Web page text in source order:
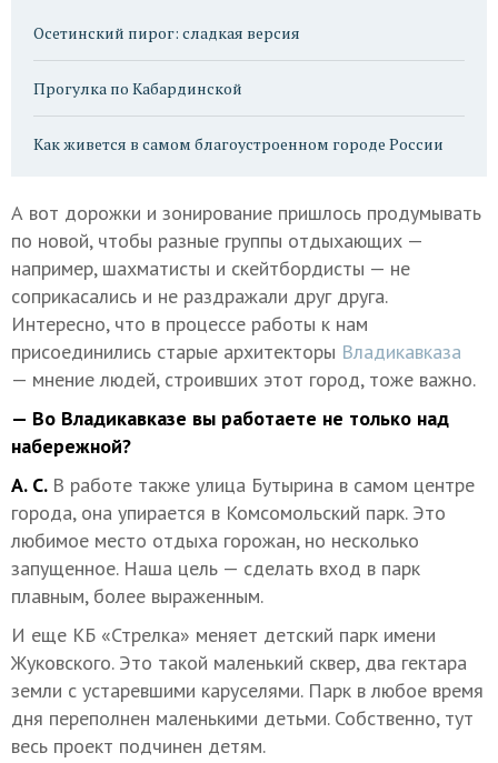
Осетинский пирог: сладкая версия
Прогулка по Кабардинской
Как живется в самом благоустроенном городе России
А вот дорожки и зонирование пришлось продумывать
по новой, чтобы разные группы отдыхающих —
например, шахматисты и скейтбордисты — не
соприкасались и не раздражали друг друга.
Интересно, что в процессе работы к нам
присоединились старые архитекторы Владикавказа
— мнение людей, строивших этот город, тоже важно.
— Во Владикавказе вы работаете не только над
набережной?
А. С. В работе также улица Бутырина в самом центре
города, она упирается в Комсомольский парк. Это
любимое место отдыха горожан, но несколько
запущенное. Наша цель — сделать вход в парк
плавным, более выраженным.
И еще КБ «Стрелка» меняет детский парк имени
Жуковского. Это такой маленький сквер, два гектара
земли с устаревшими каруселями. Парк в любое время
дня переполнен маленькими детьми. Собственно, тут
весь проект подчинен детям.